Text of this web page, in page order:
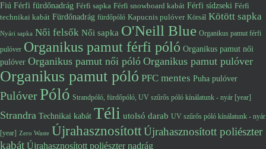
Fiú Férfi fürdőnadrág Férfi sapka Férfi snowboard kabát Férfi sídzseki Férfi
technikai kabát Fürdőnadrág fürdőpóló Kapucnis pulóver Körsál Kötött sapka
Nyári sapka Női felsők Női sapka O'Neill Blue Organikus pamut férfi
pulóver Organikus pamut férfi póló Organikus pamut női
pulóver Organikus pamut női póló Organikus pamut pulóver
Organikus pamut póló PFC mentes Puha pulóver
PulóverPóló Strandpóló, fürdőpóló, UV szűrős póló kínálatunk - nyár [year]
Strandra Technikai kabát Téli utolsó darab UV szűrős póló kínálatunk - nyár
[year] Zero Waste ÚjrahasznosítottÚjrahasznosított poliészter
kabát Újrahasznosított poliészter nadrág